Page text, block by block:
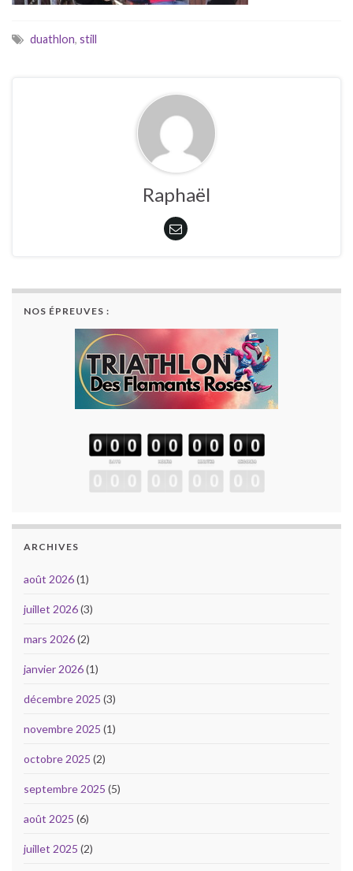
duathlon, still
Raphaël
NOS ÉPREUVES :
ARCHIVES
août 2026(1)
juillet 2026(3)
mars 2026(2)
janvier 2026(1)
décembre 2025 (3)
novembre 2025 (1)
octobre 2025 (2)
septembre 2025 (5)
août 2025 (6)
juillet 2025 (2)